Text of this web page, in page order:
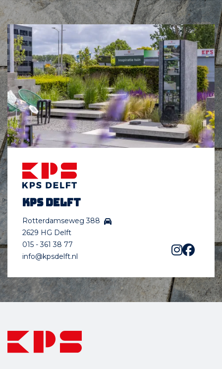
KPS Delft
Rotterdamseweg 388
2629 HG Delft
015 - 361 38 77
info@kpsdelft.nl